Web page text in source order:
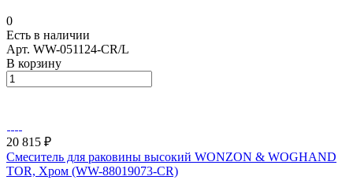
0
Есть в наличии
Арт. WW-051124-CR/L
В корзину
20 815 ₽
Смеситель для раковины высокий WONZON & WOGHAND
TOR, Хром (WW-88019073-CR)